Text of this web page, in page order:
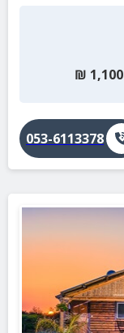
1,100
₪
053-6113378